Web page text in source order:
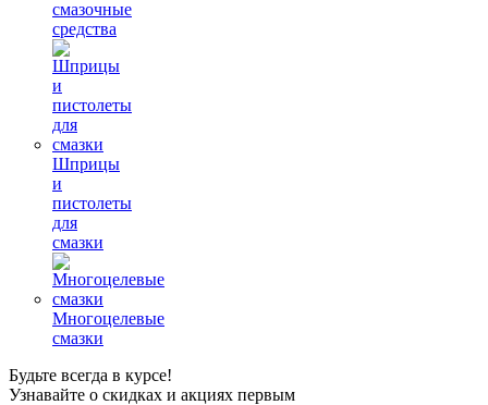
смазочные
средства
Шприцы
и
пистолеты
для
смазки
Многоцелевые
смазки
Будьте всегда в курсе!
Узнавайте о скидках и акциях первым